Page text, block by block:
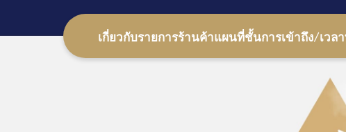
เกี่ยวกับรายการร้านค้าแผนที่ชั้นการเข้าถึง/เวล